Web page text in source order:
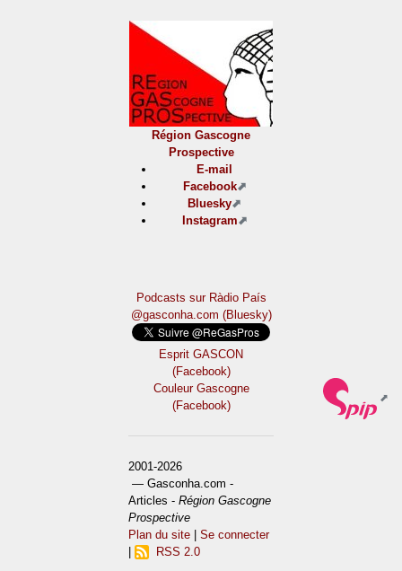
Région Gascogne
Prospective
E-mail
Facebook
Bluesky
Instagram
Podcasts sur Ràdio País
@gasconha.com (Bluesky)
Esprit GASCON
(Facebook)
Couleur Gascogne
(Facebook)
2001-2026
— Gasconha.com -
Articles -Région Gascogne
Prospective
Plan du site |Se connecter
RSS 2.0